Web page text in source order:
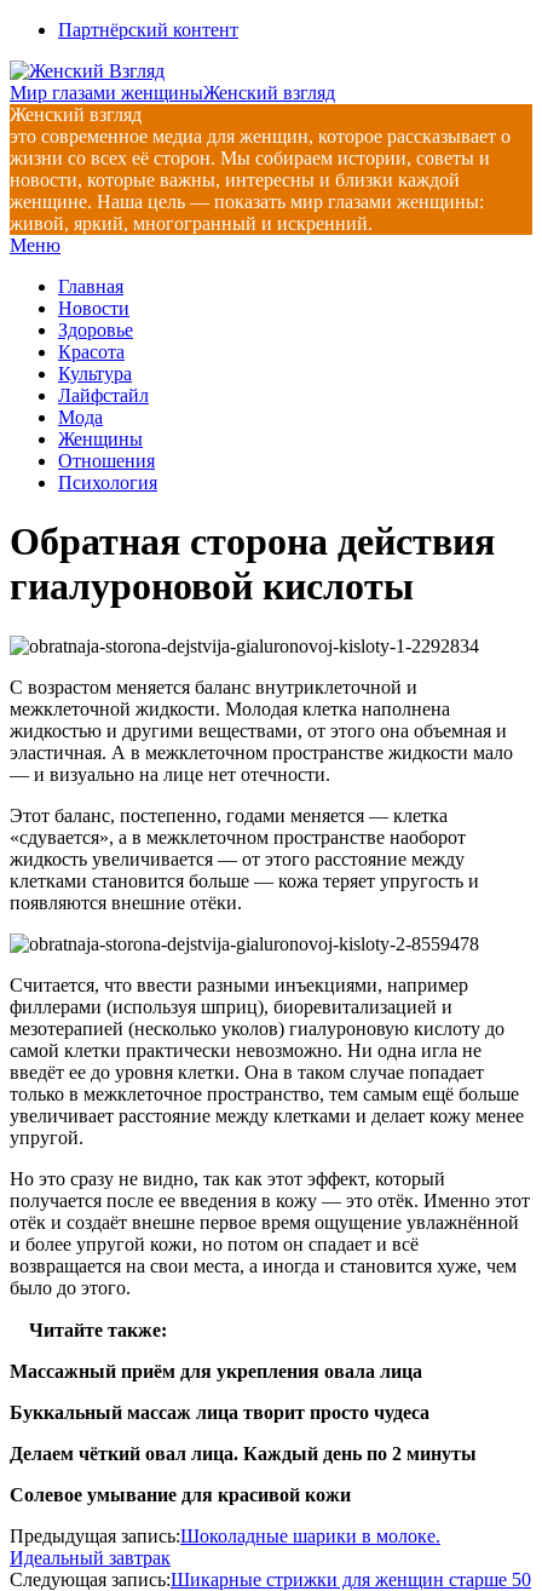
Перейти
содержимому
Партнёрский контент
Мир глазами женщиныЖенский взгляд
Женский взгляд
это современное медиа для женщин, которое рассказывает о
жизни со всех её сторон. Мы собираем истории, советы и
новости, которые важны, интересны и близки каждой
женщине. Наша цель — показать мир глазами женщины:
живой, яркий, многогранный и искренний.
Главное
меню
Меню
Главная
Новости
Здоровье
Красота
Культура
Лайфстайл
Мода
Женщины
Отношения
Психология
Обратная сторона действия
гиалуроновой кислоты
С возрастом меняется баланс внутриклеточной и
межклеточной жидкости. Молодая клетка наполнена
жидкостью и другими веществами, от этого она объемная и
эластичная. А в межклеточном пространстве жидкости мало
— и визуально на лице нет отечности.
Этот баланс, постепенно, годами меняется — клетка
«сдувается», а в межклеточном пространстве наоборот
жидкость увеличивается — от этого расстояние между
клетками становится больше — кожа теряет упругость и
появляются внешние отёки.
Считается, что ввести разными инъекциями, например
филлерами (используя шприц), биоревитализацией и
мезотерапией (несколько уколов) гиалуроновую кислоту до
самой клетки практически невозможно. Ни одна игла не
введёт ее до уровня клетки. Она в таком случае попадает
только в межклеточное пространство, тем самым ещё больше
увеличивает расстояние между клетками и делает кожу менее
упругой.
Но это сразу не видно, так как этот эффект, который
получается после ее введения в кожу — это отёк. Именно этот
отёк и создаёт внешне первое время ощущение увлажнённой
и более упругой кожи, но потом он спадает и всё
возвращается на свои места, а иногда и становится хуже, чем
было до этого.
Читайте также:
Массажный приём для укрепления овала лица
Буккальный массаж лица творит просто чудеса
Делаем чёткий овал лица. Каждый день по 2 минуты
Солевое умывание для красивой кожи
2020-
06-
13
Предыдущая запись:Шоколадные шарики в молоке.
Идеальный завтрак
Следующая запись:Шикарные стрижки для женщин старше 50